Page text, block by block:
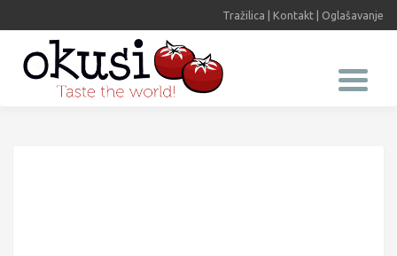
Tražilica Kontakt Oglašavanje